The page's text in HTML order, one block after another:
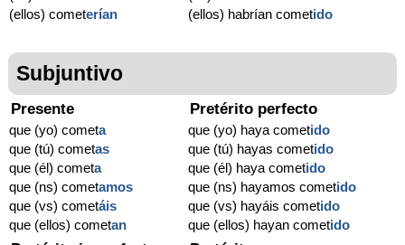
(ellos) cometerían
(ellos) habrían cometido
Subjuntivo
Presente
que (yo) cometa
que (tú) cometas
que (él) cometa
que (ns) cometamos
que (vs) cometáis
que (ellos) cometan
Pretérito perfecto
que (yo) haya cometido
que (tú) hayas cometido
que (él) haya cometido
que (ns) hayamos cometido
que (vs) hayáis cometido
que (ellos) hayan cometido